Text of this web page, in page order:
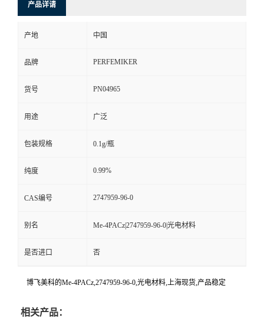
产品详请
产地 中国
品牌 PERFEMIKER
货号 PN04965
用途 广泛
包装规格 0.1g/瓶
纯度 0.99%
CAS编号 2747959-96-0
别名 Me-4PACz|2747959-96-0|光电材料
是否进口 否
博飞美科的Me-4PACz,2747959-96-0,光电材料,上海现货,产品稳定
相关产品：